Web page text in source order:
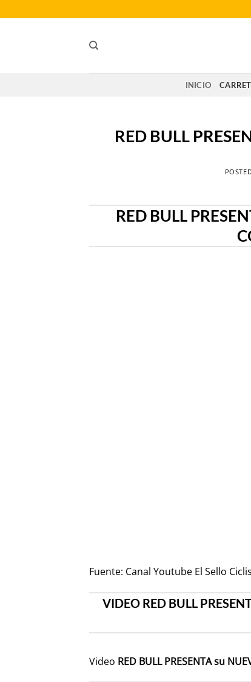
al
INICIO
RED BULL
RED BULL
Fuente: Canal Youtube El Sello
VIDEO RED BULL
Video RED BULL PRESENTA su